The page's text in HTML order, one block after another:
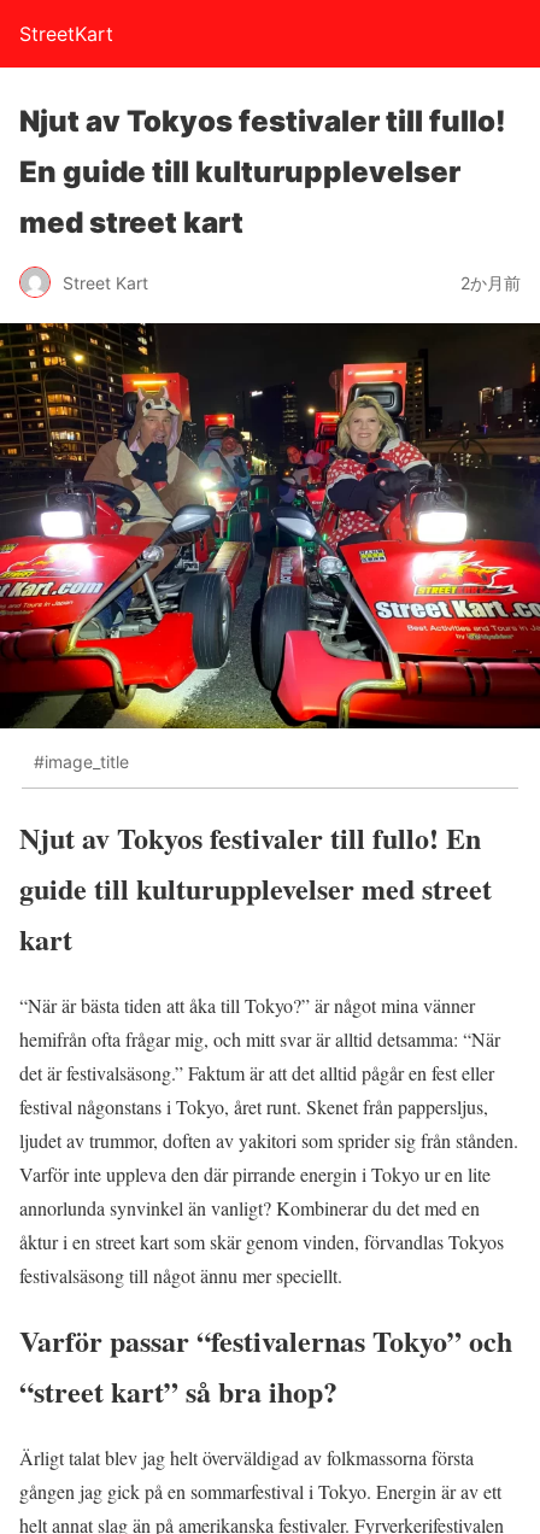
StreetKart
Njut av Tokyos festivaler till fullo!
En guide till kulturupplevelser
med street kart
Street Kart 2か月前
#image_title
Njut av Tokyos festivaler till fullo! En
guide till kulturupplevelser med street
kart
“När är bästa tiden att åka till Tokyo?” är något mina vänner
hemifrån ofta frågar mig, och mitt svar är alltid detsamma: “När
det är festivalsäsong.” Faktum är att det alltid pågår en fest eller
festival någonstans i Tokyo, året runt. Skenet från pappersljus,
ljudet av trummor, doften av yakitori som sprider sig från stånden.
Varför inte uppleva den där pirrande energin i Tokyo ur en lite
annorlunda synvinkel än vanligt? Kombinerar du det med en
åktur i en street kart som skär genom vinden, förvandlas Tokyos
festivalsäsong till något ännu mer speciellt.
Varför passar “festivalernas Tokyo” och
“street kart” så bra ihop?
Ärligt talat blev jag helt överväldigad av folkmassorna första
gången jag gick på en sommarfestival i Tokyo. Energin är av ett
helt annat slag än på amerikanska festivaler. Fyrverkerifestivalen